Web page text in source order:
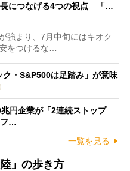
長につなげる4つの視点 「…
強まり、7月中旬にはキオク
をつけるな…
ク・S&P500は足踏み」が意味
円企業が「2連続ストップ
フ…
一覧を見る
」の歩き方